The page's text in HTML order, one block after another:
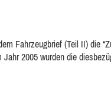
Fahrzeugbrief (Teil II) die
2005 wurden die